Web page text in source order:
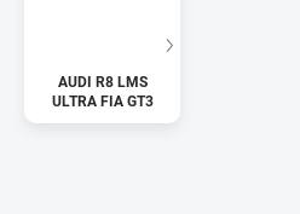
AUDI R8 LMS
ULTRA FIA GT3